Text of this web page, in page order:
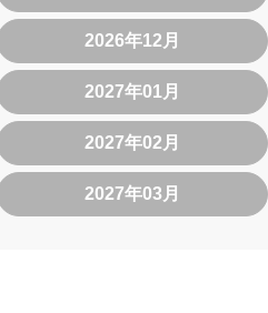
2026年12月
2027年01月
2027年02月
2027年03月